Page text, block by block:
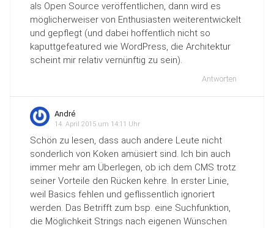
als Open Source veröffentlichen, dann wird es
möglicherweiser von Enthusiasten weiterentwickelt
und gepflegt (und dabei hoffentlich nicht so
kaputtgefeatured wie WordPress, die Architektur
scheint mir relativ vernünftig zu sein).
Antworten
André
14. April 2015 um 14:11 Uhr
Schön zu lesen, dass auch andere Leute nicht
sonderlich von Koken amüsiert sind. Ich bin auch
immer mehr am Überlegen, ob ich dem CMS trotz
seiner Vorteile den Rücken kehre. In erster Linie,
weil Basics fehlen und geflissentlich ignoriert
werden. Das Betrifft zum bsp. eine Suchfunktion,
die Möglichkeit Strings nach eigenen Wünschen